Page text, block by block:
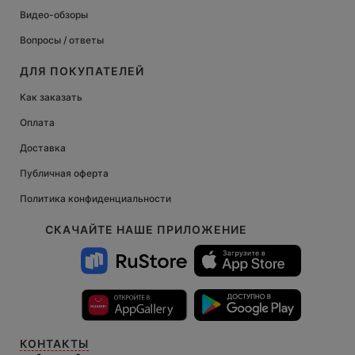
СКАЧАЙТЕ НАШЕ ПРИЛОЖЕНИЕ
КОНТАКТЫ
Видео-обзоры
Вопросы / ответы
ДЛЯ ПОКУПАТЕЛЕЙ
Как заказать
Оплата
Доставка
Публичная оферта
Политика конфиденциальности